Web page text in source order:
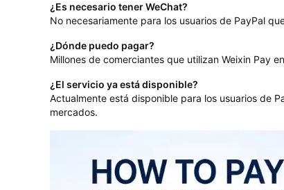
¿Es necesario tener WeChat?
No necesariamente para los usuarios de PayPal
¿Dónde puedo pagar?
Millones de comerciantes que utilizan Weixin Pay
¿El servicio ya está disponible?
Actualmente está disponible para los usuarios de
mercados.